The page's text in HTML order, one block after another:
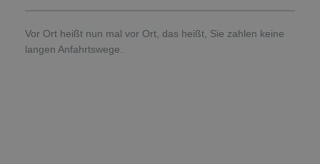
Vor Ort heißt nun mal vor Ort, das heißt, Sie zahlen keine
langen Anfahrtswege.